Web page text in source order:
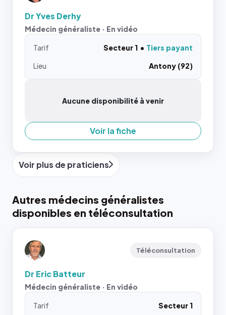
Dr Yves Derhy
Médecin généraliste · En vidéo
Tarif Secteur 1
Tiers payant
Lieu
Antony (92)
Aucune disponibilité à venir
Voir la fiche
Voir plus de praticiens
Autres médecins généralistes
disponibles en téléconsultation
Téléconsultation
Dr Eric Batteur
Médecin généraliste · En vidéo
Tarif
Secteur 1